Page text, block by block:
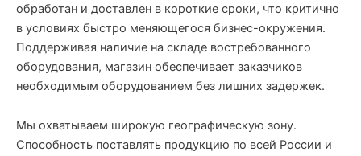
обработан и доставлен в короткие сроки, что критично
в условиях быстро меняющегося бизнес-окружения.
Поддерживая наличие на складе востребованного
оборудования, магазин обеспечивает заказчиков
необходимым оборудованием без лишних задержек.
Мы охватываем широкую географическую зону.
Способность поставлять продукцию по всей России и